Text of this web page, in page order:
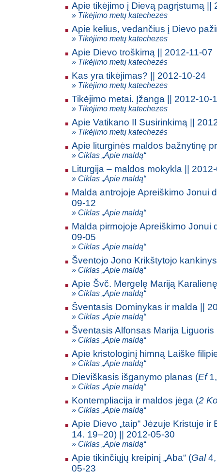
Apie tikėjimo į Dievą pagrįstumą ||
» Tikėjimo metų katechezės
Apie kelius, vedančius į Dievo
» Tikėjimo metų katechezės
Apie Dievo troškimą || 2012-11-07
» Tikėjimo metų katechezės
Kas yra tikėjimas? || 2012-10-24
» Tikėjimo metų katechezės
Tikėjimo metai. Įžanga || 2012-10-
» Tikėjimo metų katechezės
Apie Vatikano II Susirinkimą ||
» Tikėjimo metų katechezės
Apie liturginės maldos bažnytinę
» Ciklas „Apie maldą“
Liturgija – maldos mokykla ||
» Ciklas „Apie maldą“
Malda antrojoje Apreiškimo Jonui
09-12
» Ciklas „Apie maldą“
Malda pirmojoje Apreiškimo Jonui
09-05
» Ciklas „Apie maldą“
Šventojo Jono Krikštytojo
» Ciklas „Apie maldą“
Apie Švč. Mergelę Mariją
» Ciklas „Apie maldą“
Šventasis Dominykas ir malda ||
» Ciklas „Apie maldą“
Šventasis Alfonsas Marija
» Ciklas „Apie maldą“
Apie kristologinį himną Laiške
» Ciklas „Apie maldą“
Dieviškasis išganymo planas (Ef1,
» Ciklas „Apie maldą“
Kontempliacija ir maldos jėga (2
» Ciklas „Apie maldą“
Apie Dievo „taip“ Jėzuje Kristuje ir
14. 19–20) || 2012-05-30
» Ciklas „Apie maldą“
Apie tikinčiųjų kreipinį „Aba“ (Gal4,
05-23